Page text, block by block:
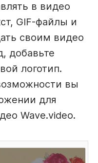
в видео
GIF-файлы и
своим видео
добавьте
логотип.
вы
для
Wave.video.